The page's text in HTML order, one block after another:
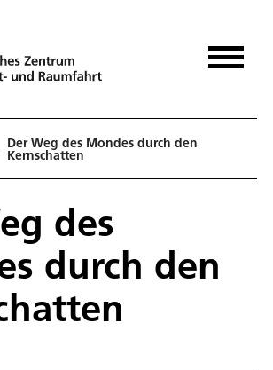
Der Weg des Mondes durch den
Kernschatten
des
durch den